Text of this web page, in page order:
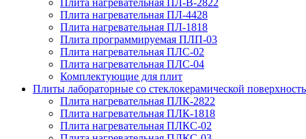
Плита нагревательная ПЛ-В-2822
Плита нагревательная ПЛ-4428
Плита нагревательная ПЛ-1818
Плита программируемая ПЛП-03
Плита нагревательная ПЛС-02
Плита нагревательная ПЛС-04
Комплектующие для плит
Плиты лабораторные со стеклокерамической
Плита нагревательная ПЛК-2822
Плита нагревательная ПЛК-1818
Плита нагревательная ПЛКС-02